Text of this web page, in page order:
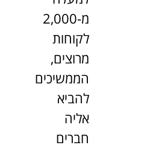
מ-2,000
לקוחות
מרוצים,
הממשיכים
להביא
אליה
חברים